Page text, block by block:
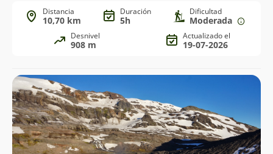
Distancia
10,70 km
Duración
5h
Dificultad
Moderada
Desnivel
908 m
Actualizado el
19-07-2026